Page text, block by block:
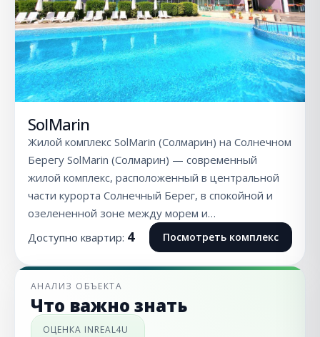
SolMarin
Жилой комплекс SolMarin (Солмарин) на Солнечном
Берегу SolMarin (Солмарин) — современный
жилой комплекс, расположенный в центральной
части курорта Солнечный Берег, в спокойной и
озелененной зоне между морем и…
Доступно квартир: 4 Посмотреть комплекс
АНАЛИЗ ОБЪЕКТА
Что важно знать
ОЦЕНКА INREAL4U